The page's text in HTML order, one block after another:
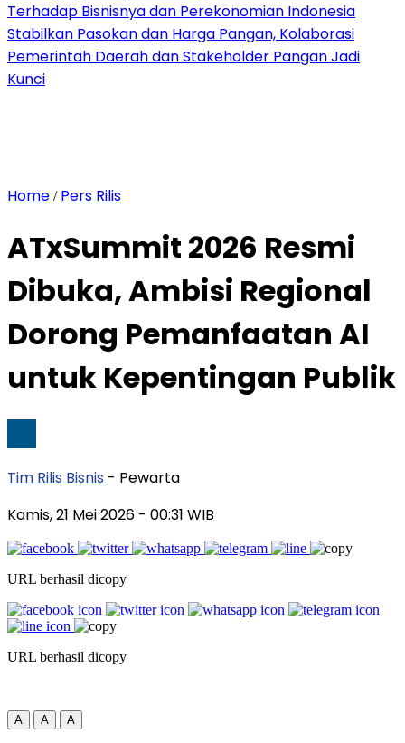
Terhadap Bisnisnya dan Perekonomian Indonesia
Stabilkan Pasokan dan Harga Pangan, Kolaborasi
Pemerintah Daerah dan Stakeholder Pangan Jadi
Kunci
Home / Pers Rilis
ATxSummit 2026 Resmi
Dibuka, Ambisi Regional
Dorong Pemanfaatan AI
untuk Kepentingan Publik
Tim Rilis Bisnis - Pewarta
Kamis, 21 Mei 2026 - 00:31 WIB
URL berhasil dicopy
URL berhasil dicopy
A A A